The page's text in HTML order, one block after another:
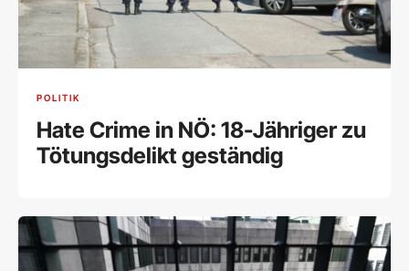
POLITIK
Hate Crime in NÖ: 18-Jähriger zu
Tötungsdelikt geständig